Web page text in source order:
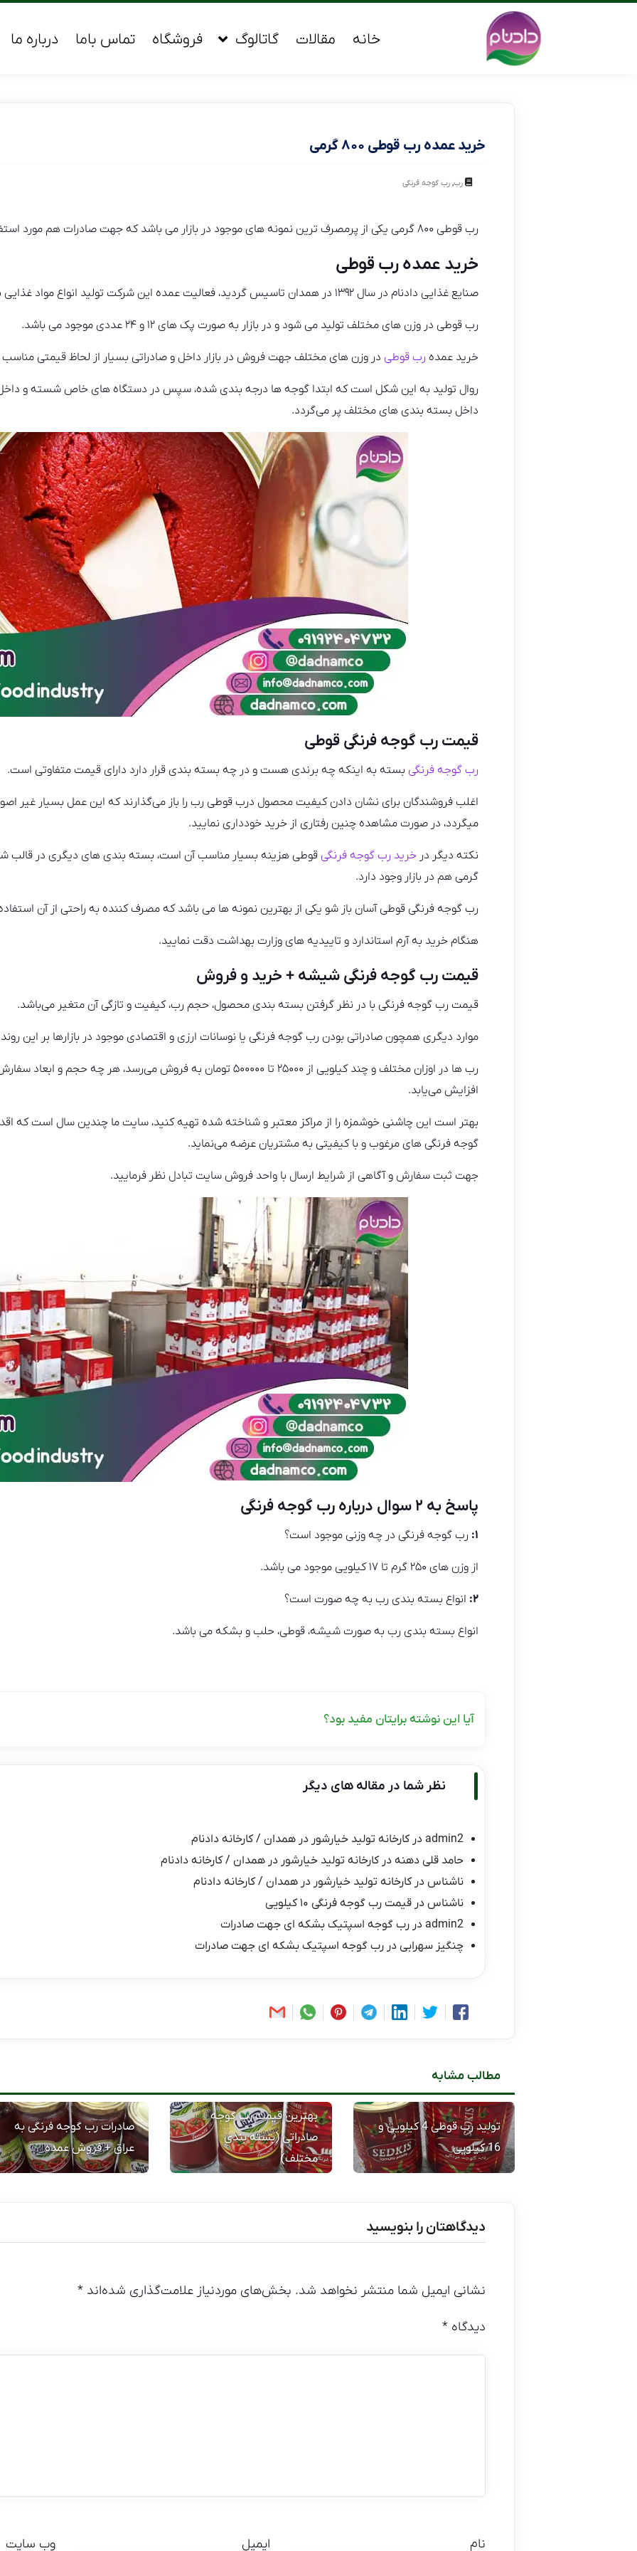
خانه مقالات گاتالوگ فروشگاه تماس باما درباره ما
خرید عمده رب قوطی ۸۰۰ گرمی
رب, رب گوجه فرنگی
رب قوطی ۸۰۰ گرمی یکی از پرمصرف ترین نمونه های موجود در بازار می باشد که جهت صادرات هم مورد استفاده قرار می گیرد.
خرید عمده رب قوطی
صنایع غذایی دادنام در سال ۱۳۹۲ در همدان تاسیس گردید، فعالیت عمده این شرکت تولید انواع مواد غذایی بهداشتی و استاندارد می باشد.
رب قوطی در وزن های مختلف تولید می شود و در بازار به صورت پک های ۱۲ و ۲۴ عددی موجود می باشد.
خرید عمده رب قوطی در وزن های مختلف جهت فروش در بازار داخل و صادراتی بسیار از لحاظ قیمتی
روال تولید به این شکل است که ابتدا گوجه ها درجه بندی شده، سپس در دستگاه های خاص شسته و
داخل بسته بندی های مختلف پر می‌گردد.
قیمت رب گوجه فرنگی قوطی
رب گوجه فرنگی بسته به اینکه چه برندی هست و در چه بسته بندی قرار دارد دارای قیمت متفاوتی است.
اغلب فروشندگان برای نشان دادن کیفیت محصول درب قوطی رب را باز می‌گذارند که این عمل بسیار غیر
میگردد، در صورت مشاهده چنین رفتاری از خرید خودداری نمایید.
نکته دیگر در خرید رب گوجه فرنگی قوطی هزینه بسیار مناسب آن است، بسته بندی های دیگری در قالب
گرمی هم در بازار وجود دارد.
رب گوجه فرنگی قوطی آسان باز شو یکی از بهترین نمونه ها می باشد که مصرف کننده به راحتی از آن
هنگام خرید به آرم استاندارد و تاییدیه های وزارت بهداشت دقت نمایید.
قیمت رب گوجه فرنگی شیشه + خرید و فروش
قیمت رب گوجه فرنگی با در نظر گرفتن بسته بندی محصول، حجم رب، کیفیت و تازگی آن متغیر می‌باشد.
موارد دیگری همچون صادراتی بودن رب گوجه فرنگی یا نوسانات ارزی و اقتصادی موجود در بازارها بر این
رب ها در اوزان مختلف و چند کیلویی از ۲۵۰۰۰ تا ۵۰۰۰۰۰ تومان به فروش می‌رسد، هر
افزایش می‌یابد.
بهتر است این چاشنی خوشمزه را از مراکز معتبر و شناخته شده تهیه کنید، سایت ما چندین سال است که
گوجه فرنگی های مرغوب و با کیفیتی به مشتریان عرضه می‌نماید.
جهت ثبت سفارش و آگاهی از شرایط ارسال با واحد فروش سایت تبادل‌ نظر فرمایید.
پاسخ به ۲ سوال درباره رب گوجه فرنگی
۱: رب گوجه فرنگی در چه وزنی موجود است؟
از وزن های ۲۵۰ گرم تا ۱۷ کیلویی موجود می باشد.
۲: انواع بسته بندی رب به چه صورت است؟
انواع بسته بندی رب به صورت شیشه، قوطی، حلب و بشکه می باشد.
آیا این نوشته برایتان مفید بود؟
نظر شما در مقاله های دیگر
admin2 درکارخانه تولید خیارشور در همدان / کارخانه دادنام
حامد قلی دهنه درکارخانه تولید خیارشور در همدان / کارخانه دادنام
ناشناس درکارخانه تولید خیارشور در همدان / کارخانه دادنام
ناشناس در قیمت رب گوجه فرنگی ۱۰ کیلویی
admin2 در رب گوجه اسپتیک بشکه ای جهت صادرات
چنگیز سهرابی در رب گوجه اسپتیک بشکه ای جهت صادرات
مطالب مشابه
تولید رب قوطی 4 کیلویی و
16 کیلویی
بهترین قیمت رب گوجه
صادراتی (بسته بندی
مختلف)
صادرات رب گوجه فرنگی به
عراق + فروش عمده
دیدگاهتان را بنویسید
نشانی ایمیل شما منتشر نخواهد شد. بخش‌های موردنیاز علامت‌گذاری شده‌اند *
دیدگاه *
نام ایمیل وب‌ سایت